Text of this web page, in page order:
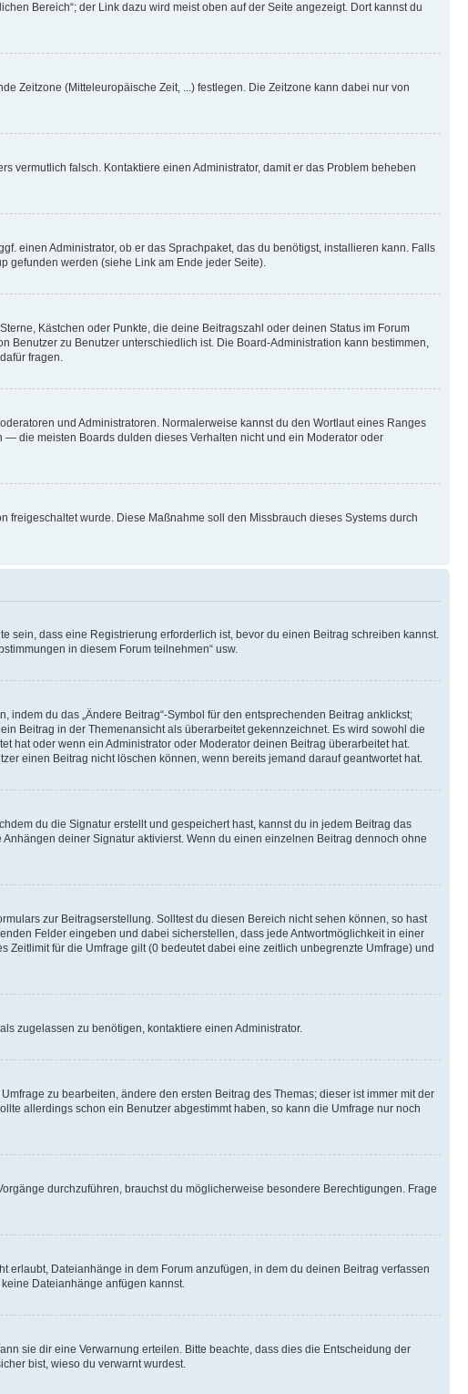
Bereich“; der Link dazu wird meist oben auf der Seite angezeigt. Dort kannst du
Zeitzone (Mitteleuropäische Zeit, ...) festlegen. Die Zeitzone kann dabei nur von
vermutlich falsch. Kontaktiere einen Administrator, damit er das Problem beheben
einen Administrator, ob er das Sprachpaket, das du benötigst, installieren kann. Falls
gefunden werden (siehe Link am Ende jeder Seite).
Kästchen oder Punkte, die deine Beitragszahl oder deinen Status im Forum
zu Benutzer unterschiedlich ist. Die Board-Administration kann bestimmen,
fragen.
und Administratoren. Normalerweise kannst du den Wortlaut eines Ranges
die meisten Boards dulden dieses Verhalten nicht und ein Moderator oder
wurde. Diese Maßnahme soll den Missbrauch dieses Systems durch
sein, dass eine Registrierung erforderlich ist, bevor du einen Beitrag schreiben kannst.
in diesem Forum teilnehmen“ usw.
du das „Ändere Beitrag“-Symbol für den entsprechenden Beitrag anklickst;
Beitrag in der Themenansicht als überarbeitet gekennzeichnet. Es wird sowohl die
hat oder wenn ein Administrator oder Moderator deinen Beitrag überarbeitet hat.
einen Beitrag nicht löschen können, wenn bereits jemand darauf geantwortet hat.
du die Signatur erstellt und gespeichert hast, kannst du in jedem Beitrag das
deiner Signatur aktivierst. Wenn du einen einzelnen Beitrag dennoch ohne
zur Beitragserstellung. Solltest du diesen Bereich nicht sehen können, so hast
Felder eingeben und dabei sicherstellen, dass jede Antwortmöglichkeit in einer
für die Umfrage gilt (0 bedeutet dabei eine zeitlich unbegrenzte Umfrage) und
zugelassen zu benötigen, kontaktiere einen Administrator.
zu bearbeiten, ändere den ersten Beitrag des Themas; dieser ist immer mit der
allerdings schon ein Benutzer abgestimmt haben, so kann die Umfrage nur noch
durchzuführen, brauchst du möglicherweise besondere Berechtigungen. Frage
Dateianhänge in dem Forum anzufügen, in dem du deinen Beitrag verfassen
Dateianhänge anfügen kannst.
sie dir eine Verwarnung erteilen. Bitte beachte, dass dies die Entscheidung der
bist, wieso du verwarnt wurdest.